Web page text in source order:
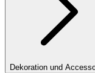
Dekoration und